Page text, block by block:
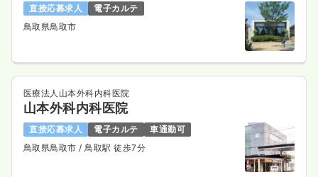
直接応募求人
電子カルテ
鳥取県鳥取市
医療法人山本外科内科医院
山本外科内科医院
直接応募求人 電子カルテ
車通勤可
鳥取県鳥取市/ 鳥取駅 徒歩7分